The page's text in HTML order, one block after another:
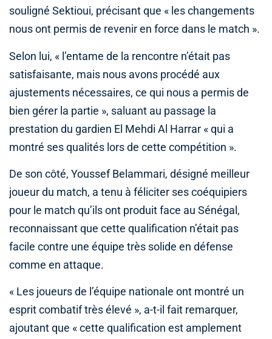
souligné Sektioui, précisant que « les changements
nous ont permis de revenir en force dans le match ».
Selon lui, « l’entame de la rencontre n’était pas
satisfaisante, mais nous avons procédé aux
ajustements nécessaires, ce qui nous a permis de
bien gérer la partie », saluant au passage la
prestation du gardien El Mehdi Al Harrar « qui a
montré ses qualités lors de cette compétition ».
De son côté, Youssef Belammari, désigné meilleur
joueur du match, a tenu à féliciter ses coéquipiers
pour le match qu’ils ont produit face au Sénégal,
reconnaissant que cette qualification n’était pas
facile contre une équipe très solide en défense
comme en attaque.
« Les joueurs de l’équipe nationale ont montré un
esprit combatif très élevé », a-t-il fait remarquer,
ajoutant que « cette qualification est amplement